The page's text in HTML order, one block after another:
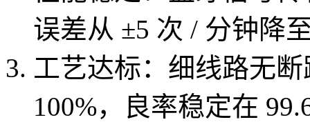
误差从 ±5 次 / 分钟降
工艺达标：细线路无
100%，良率稳定在